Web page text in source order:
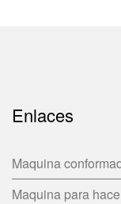
Enlaces
Maquina
Maquina para